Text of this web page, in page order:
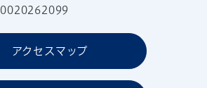
アクセスマップ